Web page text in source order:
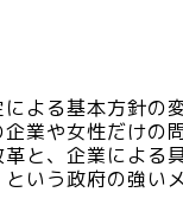
よる基本方針の
業や女性だけの
と、企業による
いう政府の強い